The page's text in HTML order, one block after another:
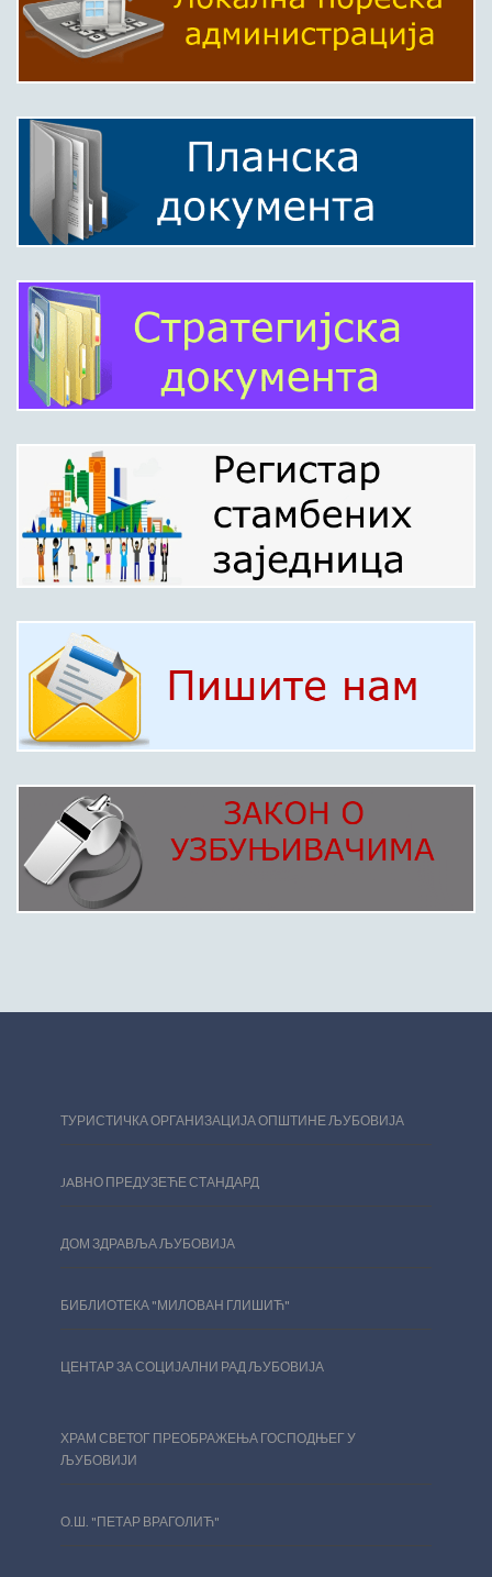
ТУРИСТИЧКА ОРГАНИЗАЦИЈА ОПШТИНЕ ЉУБОВИЈА
JAВНО ПРЕДУЗЕЋЕ СТАНДАРД
ДОМ ЗДРАВЉА ЉУБОВИЈА
БИБЛИОТЕКА "МИЛОВАН ГЛИШИЋ"
ЦЕНТАР ЗА СОЦИЈАЛНИ РАД ЉУБОВИЈА
ХРАМ СВЕТОГ ПРЕОБРАЖЕЊА ГОСПОДЊЕГ У
ЉУБОВИЈИ
О.Ш. "ПЕТАР ВРАГОЛИЋ"